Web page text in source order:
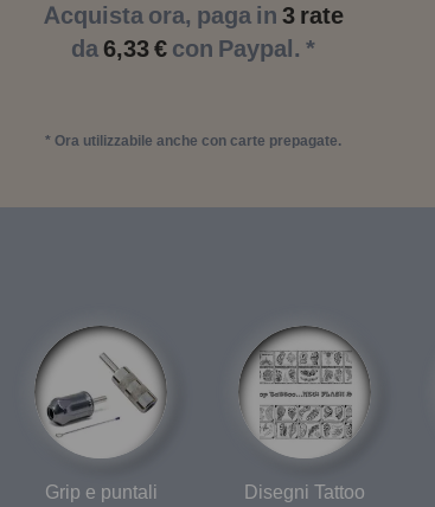
Acquista ora, paga in 3 rate
da6,33 € con Paypal. *
* Ora utilizzabile anche con carte prepagate.
Grip e puntali Disegni Tattoo